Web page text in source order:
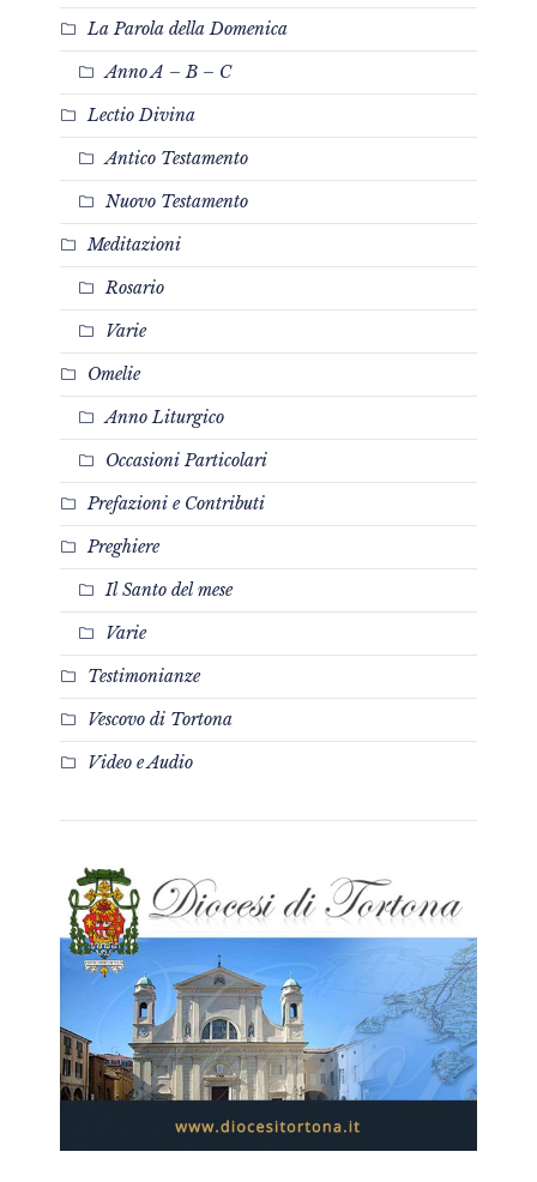
La Parola della Domenica
Anno A – B – C
Lectio Divina
Antico Testamento
Nuovo Testamento
Meditazioni
Rosario
Varie
Omelie
Anno Liturgico
Occasioni Particolari
Prefazioni e Contributi
Preghiere
Il Santo del mese
Varie
Testimonianze
Vescovo di Tortona
Video e Audio